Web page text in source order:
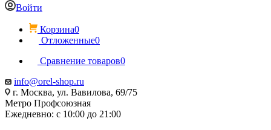
Войти
Корзина0
Отложенные0
Сравнение товаров0
info@orel-shop.ru
г. Москва, ул. Вавилова, 69/75
Метро Профсоюзная
Ежедневно: с 10:00 до 21:00